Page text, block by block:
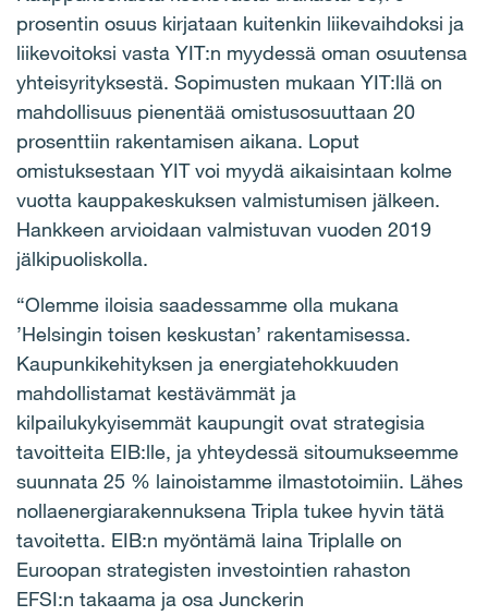
prosentin osuus kirjataan kuitenkin liikevaihdoksi ja
liikevoitoksi vasta YIT:n myydessä oman osuutensa
yhteisyrityksestä. Sopimusten mukaan YIT:llä on
mahdollisuus pienentää omistusosuuttaan 20
prosenttiin rakentamisen aikana. Loput
omistuksestaan YIT voi myydä aikaisintaan kolme
vuotta kauppakeskuksen valmistumisen jälkeen.
Hankkeen arvioidaan valmistuvan vuoden 2019
jälkipuoliskolla.
“Olemme iloisia saadessamme olla mukana
’Helsingin toisen keskustan’ rakentamisessa.
Kaupunkikehityksen ja energiatehokkuuden
mahdollistamat kestävämmät ja
kilpailukykyisemmät kaupungit ovat strategisia
tavoitteita EIB:lle, ja yhteydessä sitoumukseemme
suunnata 25 % lainoistamme ilmastotoimiin. Lähes
nollaenergiarakennuksena Tripla tukee hyvin tätä
tavoitetta. EIB:n myöntämä laina Triplalle on
Euroopan strategisten investointien rahaston
EFSI:n takaama ja osa Junckerin